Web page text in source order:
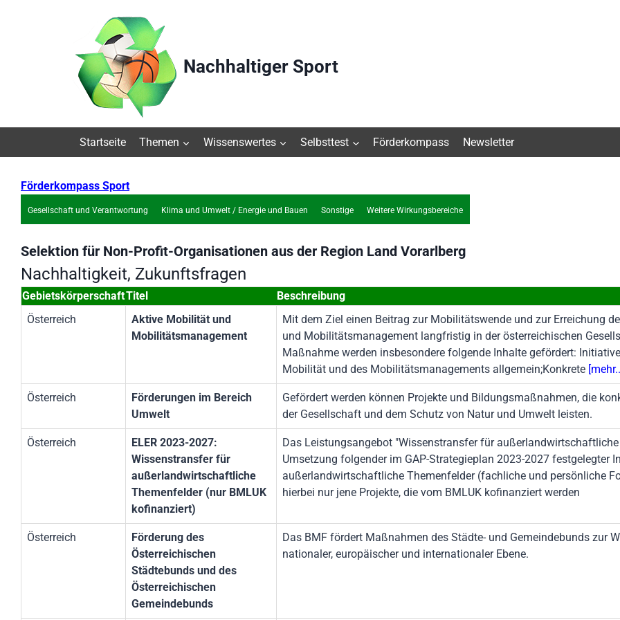
Nachhaltiger Sport
Startseite Themen Wissenswertes Selbsttest Förderkompass Newsletter
Förderkompass Sport
Gesellschaft und Verantwortung Klima und Umwelt / Energie und Bauen Sonstige Weitere Wirkungsbereiche
Selektion für Non-Profit-Organisationen aus der Region Land Vorarlberg
Nachhaltigkeit, Zukunftsfragen
GebietskörperschaftTitel
Beschreibung
Österreich
Aktive Mobilität und
Mobilitätsmanagement
Mit dem Ziel einen Beitrag zur Mobilitätswende und zur Erreichung
und Mobilitätsmanagement langfristig in der österreichischen
Maßnahme werden insbesondere folgende Inhalte gefördert:
Mobilität und des Mobilitätsmanagements allgemein;Konkrete
Österreich
Förderungen im Bereich
Umwelt
Gefördert werden können Projekte und Bildungsmaßnahmen, die
der Gesellschaft und dem Schutz von Natur und Umwelt leisten.
Österreich
ELER 2023-2027:
Wissenstransfer für
außerlandwirtschaftliche
Themenfelder (nur BMLUK
kofinanziert)
Das Leistungsangebot "Wissenstransfer für
Umsetzung folgender im GAP-Strategieplan 2023-2027 festgelegter
außerlandwirtschaftliche Themenfelder (fachliche und persönliche
hierbei nur jene Projekte, die vom BMLUK kofinanziert werden
Österreich
Förderung des
Österreichischen
Städtebunds und des
Österreichischen
Gemeindebunds
Das BMF fördert Maßnahmen des Städte- und Gemeindebunds zur
nationaler, europäischer und internationaler Ebene.